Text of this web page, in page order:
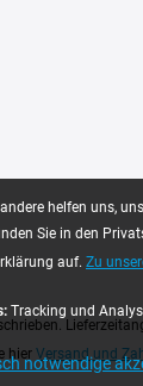
hier Versand und
helfen uns,
Sie in den
auf. Zu
Tracking und
notwendige